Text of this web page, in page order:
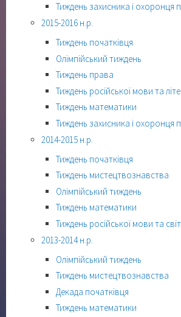
Тиждень захисника і охоронця
2015-2016 н.р.
Тиждень початківця
Олімпійський тиждень
Тиждень права
Тиждень російської мови та
Тиждень математики
Тиждень захисника і охоронця
2014-2015 н.р.
Тиждень початківця
Тиждень мистецтвознавства
Олімпійський тиждень
Тиждень математики
Тиждень російської мови та
2013-2014 н.р.
Олімпійський тиждень
Тиждень мистецтвознавства
Декада початківця
Тиждень математики